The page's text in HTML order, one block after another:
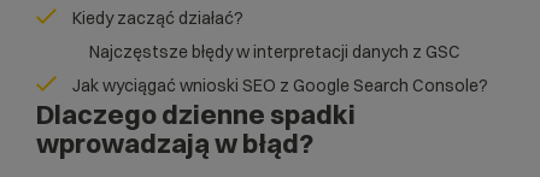
Kiedy zacząć działać?
Najczęstsze błędy w interpretacji danych z GSC
Jak wyciągać wnioski SEO z Google Search Console?
Dlaczego dzienne spadki
wprowadzają w błąd?